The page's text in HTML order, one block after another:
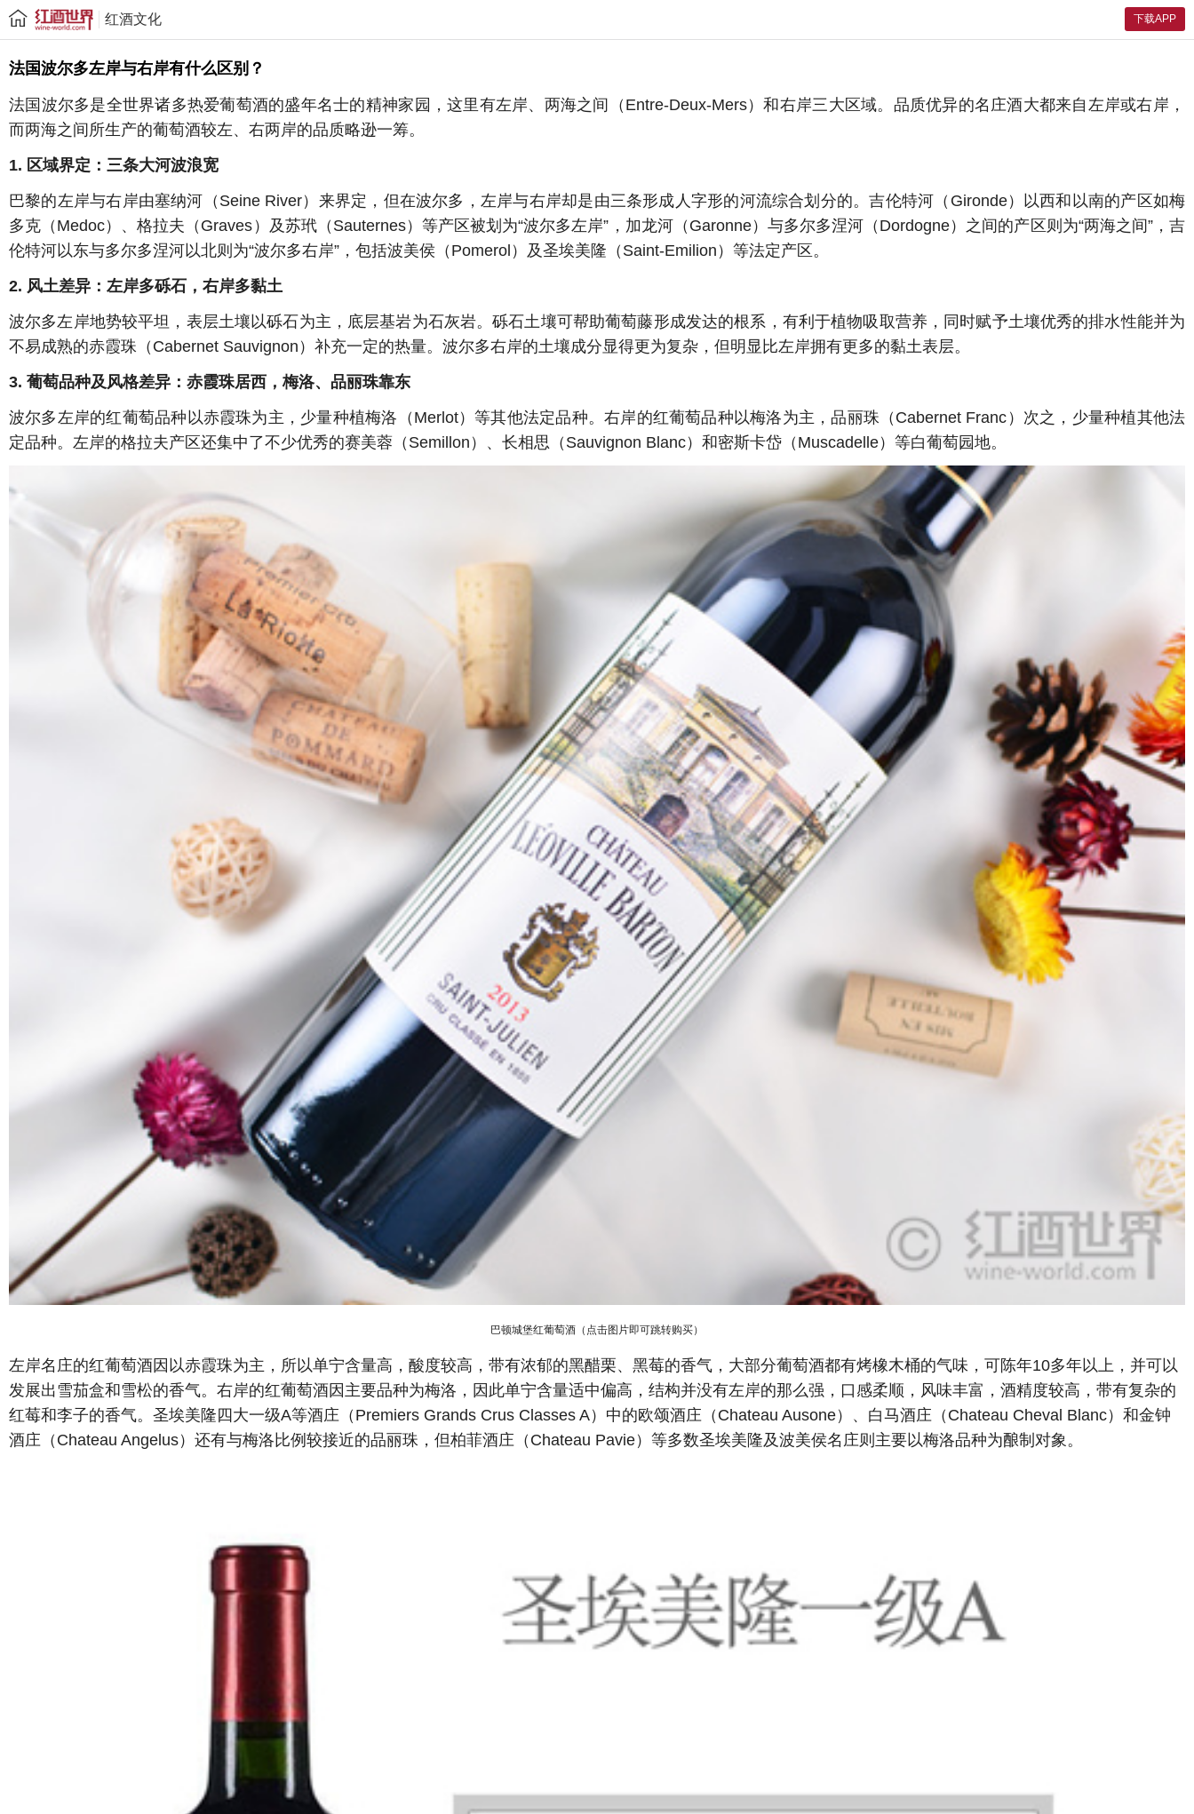
下载APP
红酒文化
法国波尔多左岸与右岸有什么区别？
法国波尔多是全世界诸多热爱葡萄酒的盛年名士的精神家园，这里有左岸、两海之间（Entre-Deux-Mers）和右岸三大区域。 品质优异的名庄酒大都来自左岸或右岸，
而两海之间所生产的葡萄酒较左、右两岸的品质略逊一筹。
1. 区域界定：三条大河波浪宽
巴黎的左岸与右岸由塞纳河（Seine River） 来界定，但在波尔多，左岸与右岸却是由三条形成人字形的河流综合划分的。吉伦特河（Gironde）以西和以南的产区如梅
多克（Medoc）、格拉夫（Graves）及苏玳（Sauternes）等产区被划为“波尔多左岸”，加龙河（Garonne） 与多尔多涅河（Dordogne）之间的产区则为“两海之间”，吉
伦特河以东与多尔多涅河以北则为“波尔多右岸”，包括波美侯 （Pomerol） 及圣埃美隆（Saint-Emilion）等法定产区。
2. 风土差异：左岸多砾石，右岸多黏土
波尔多左岸地势较平坦，表层土壤以砾石为主，底层基岩为石灰岩。砾石土壤可帮助葡萄藤形成发达的根系，有利于植物吸取营养，同时赋予土壤优秀的排水性能并为
不易成熟的赤霞珠 （Cabernet Sauvignon） 补充一定的热量。 波尔多右岸的土壤成分显得更为复杂，但明显比左岸拥有更多的黏土表层。
3. 葡萄品种及风格差异：赤霞珠居西，梅洛、品丽珠靠东
波尔多左岸的红葡萄品种以赤霞珠为主，少量种植梅洛（Merlot）等其他法定品种。右岸的红葡萄品种以梅洛为主，品丽珠（Cabernet Franc）次之，少量种植其他法
定品种。左岸的格拉夫产区还集中了不少优秀的赛美蓉（Semillon）、长相思（Sauvignon Blanc）和密斯卡岱（Muscadelle）等白葡萄园地。
巴顿城堡红葡萄酒 （点击图片即可跳转购买）
左岸名庄的红葡萄酒因以赤霞珠为主，所以单宁含量高，酸度较高，带有浓郁的黑醋栗、黑莓的香气，大部分葡萄酒都有烤橡木桶的气味，可陈年10多年以上，并可以
发展出雪茄盒和雪松的香气。 右岸的红葡萄酒因主要品种为梅洛，因此单宁含量适中偏高，结构并没有左岸的那么强，口感柔顺，风味丰富，酒精度较高，带有复杂的
红莓和李子的香气。圣埃美隆四大一级A等酒庄（Premiers Grands Crus Classes A）中的欧颂酒庄（Chateau Ausone）、白马酒庄（Chateau Cheval Blanc）和金钟
酒庄（Chateau Angelus）还有与梅洛比例较接近的品丽珠，但柏菲酒庄（Chateau Pavie）等多数圣埃美隆及波美侯名庄则主要以梅洛品种为酿制对象。